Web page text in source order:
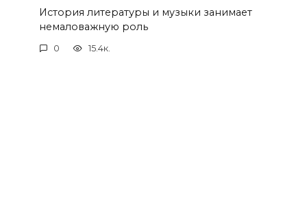
История литературы и музыки занимает
немаловажную роль
0 15.4к.